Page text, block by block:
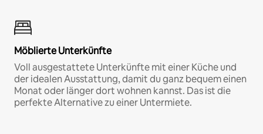
Möblierte Unterkünfte
Voll ausgestattete Unterkünfte mit einer Küche und
der idealen Ausstattung, damit du ganz bequem einen
Monat oder länger dort wohnen kannst. Das ist die
perfekte Alternative zu einer Untermiete.